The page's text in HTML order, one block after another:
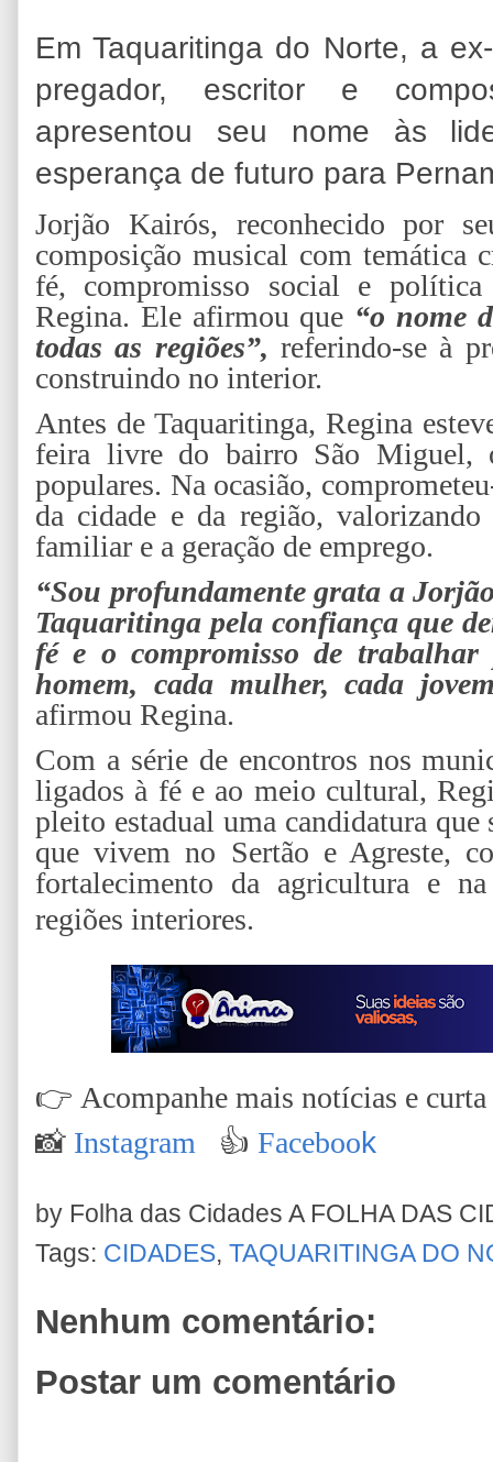
Em Taquaritinga do Norte, a
pregador, escritor e
apresentou seu nome às
esperança de futuro para
Jorjão Kairós, reconhecido por
composição musical com temática
fé, compromisso social e
Regina. Ele afirmou que “o nome
todas as regiões”, referindo-se à
construindo no interior.
Antes de Taquaritinga, Regina
feira livre do bairro São Miguel,
populares. Na ocasião,
da cidade e da região,
familiar e a geração de emprego.
“Sou profundamente grata a
Taquaritinga pela confiança que
fé e o compromisso de
homem, cada mulher, cada
afirmou Regina.
Com a série de encontros nos
ligados à fé e ao meio cultural,
pleito estadual uma candidatura que
que vivem no Sertão e Agreste,
fortalecimento da agricultura e na
regiões interiores.
👉 Acompanhe mais notícias e curta
📸 Instagram 👍 Facebook
by Folha das Cidades A FOLHA DAS
Tags: CIDADES, TAQUARITINGA DO
Nenhum comentário:
Postar um comentário